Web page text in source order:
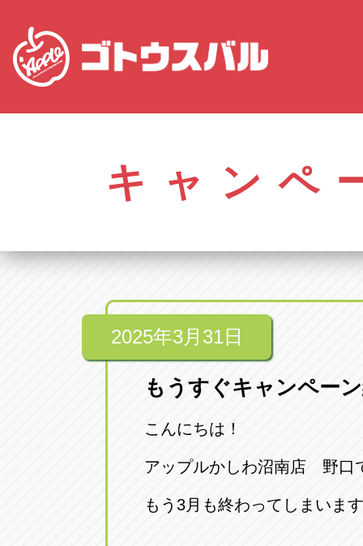
0561-84-
アップル
0586-28-
0568-85-
アップル
アップル春日井中央店
愛知県瀬戸市美濃池町29-1
アップル一宮22号店
愛知県一宮市朝日3-4-12
アップル春日井店
愛知県春日井市八田町2-1-16
アップル名岐バイパス春日店
キャンペ
2025年3月31日
もうすぐキャンペー
こんにちは！
アップルかしわ沼南店 野口
もう3月も終わってしまいます